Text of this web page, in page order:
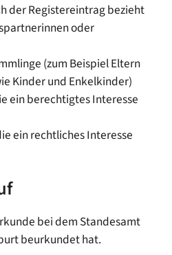
der Registereintrag bezieht
oder
(zum Beispiel Eltern
Kinder und Enkelkinder)
ein berechtigtes Interesse
ein rechtliches Interesse
bei dem Standesamt
beurkundet hat.